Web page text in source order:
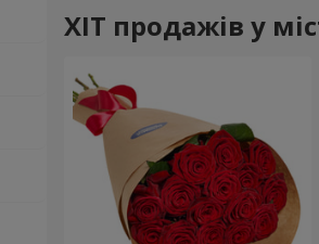
ХІТ продажів у